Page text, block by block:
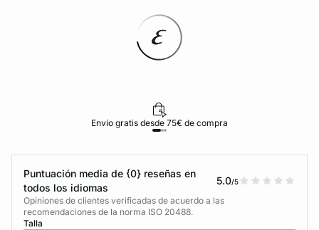
Envío gratis desde 75€ de compra
Puntuación media de {0} reseñas en
todos los idiomas
5.0/5
Opiniones de clientes verificadas de acuerdo a las
recomendaciones de la norma ISO 20488.
Talla